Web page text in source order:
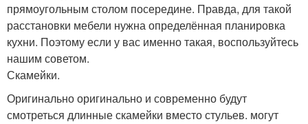
прямоугольным столом посередине. Правда, для такой
расстановки мебели нужна определённая планировка
кухни. Поэтому если у вас именно такая, воспользуйтесь
нашим советом.
Скамейки.
Оригинально оригинально и современно будут
смотреться длинные скамейки вместо стульев. могут